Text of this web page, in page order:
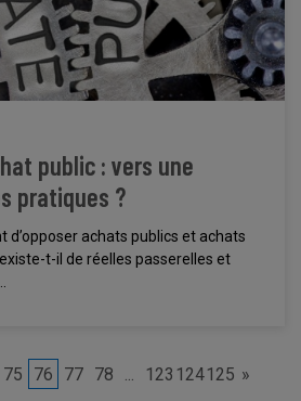
public : vers une
pratiques ?
d’opposer achats publics et achats
t-il de réelles passerelles et
75 76 77 78 ... 123 124125 »